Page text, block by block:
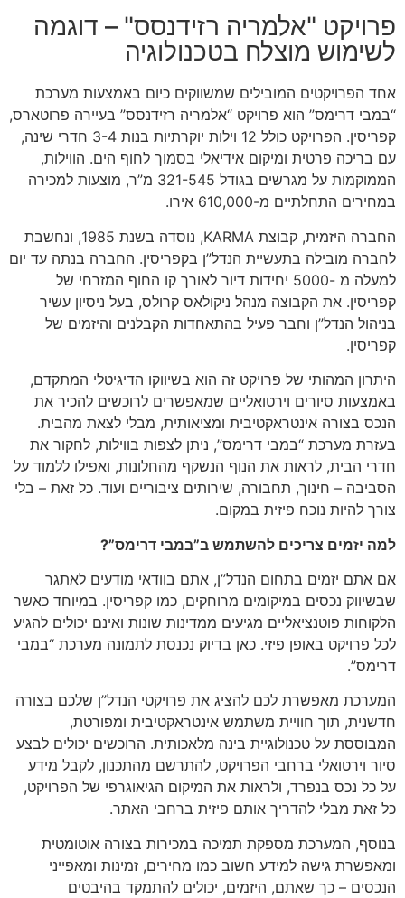
פרויקט "אלמריה רזידנסס" – דוגמה
לשימוש מוצלח בטכנולוגיה
אחד הפרויקטים המובילים שמשווקים כיום באמצעות מערכת
“במבי דרימס” הוא פרויקט “אלמריה רזידנסס” בעיירה פרוטארס,
קפריסין. הפרויקט כולל 12 וילות יוקרתיות בנות 3-4 חדרי שינה,
עם בריכה פרטית ומיקום אידיאלי בסמוך לחוף הים. הווילות,
הממוקמות על מגרשים בגודל 321-545 מ”ר, מוצעות למכירה
במחירים התחלתיים מ-610,000 אירו.
החברה היזמית, קבוצת KARMA, נוסדה בשנת 1985, ונחשבת
לחברה מובילה בתעשיית הנדל”ן בקפריסין. החברה בנתה עד יום
למעלה מ -5000 יחידות דיור לאורך קו החוף המזרחי של
קפריסין. את הקבוצה מנהל ניקולאס קרולס, בעל ניסיון עשיר
בניהול הנדל”ן וחבר פעיל בהתאחדות הקבלנים והיזמים של
קפריסין.
היתרון המהותי של פרויקט זה הוא בשיווקו הדיגיטלי המתקדם,
באמצעות סיורים וירטואליים שמאפשרים לרוכשים להכיר את
הנכס בצורה אינטראקטיבית ומציאותית, מבלי לצאת מהבית.
בעזרת מערכת “במבי דרימס”, ניתן לצפות בווילות, לחקור את
חדרי הבית, לראות את הנוף הנשקף מהחלונות, ואפילו ללמוד על
הסביבה – חינוך, תחבורה, שירותים ציבוריים ועוד. כל זאת – בלי
צורך להיות נוכח פיזית במקום.
למה יזמים צריכים להשתמש ב”במבי דרימס”?
אם אתם יזמים בתחום הנדל”ן, אתם בוודאי מודעים לאתגר
שבשיווק נכסים במיקומים מרוחקים, כמו קפריסין. במיוחד כאשר
הלקוחות פוטנציאליים מגיעים ממדינות שונות ואינם יכולים להגיע
לכל פרויקט באופן פיזי. כאן בדיוק נכנסת לתמונה מערכת “במבי
דרימס”.
המערכת מאפשרת לכם להציג את פרויקטי הנדל”ן שלכם בצורה
חדשנית, תוך חוויית משתמש אינטראקטיבית ומפורטת,
המבוססת על טכנולוגיית בינה מלאכותית. הרוכשים יכולים לבצע
סיור וירטואלי ברחבי הפרויקט, להתרשם מהתכנון, לקבל מידע
על כל נכס בנפרד, ולראות את המיקום הגיאוגרפי של הפרויקט,
כל זאת מבלי להדריך אותם פיזית ברחבי האתר.
בנוסף, המערכת מספקת תמיכה במכירות בצורה אוטומטית
ומאפשרת גישה למידע חשוב כמו מחירים, זמינות ומאפייני
הנכסים – כך שאתם, היזמים, יכולים להתמקד בהיבטים